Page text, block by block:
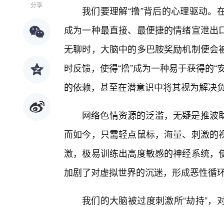
分享
我们要理解“撸”背后的心理驱动
成为一种最直接、最便捷的情绪宣泄
无聊时，大脑中的多巴胺奖励机制便
时反馈，使得“撸”成为一种易于获得的
的依赖，甚至在潜意识中将其视为解决
网络色情资源的泛滥，无疑是推
而如今，只需轻点鼠标，海量、刺激
激，极易训练出高度敏感的神经系统
加剧了对虚拟世界的沉迷，形成恶性循
我们的大脑被过度刺激所“劫持”